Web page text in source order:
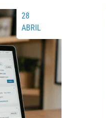
28
ABRIL